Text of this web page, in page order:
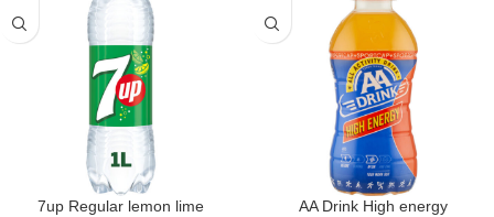
7up Regular lemon lime AA Drink High energy